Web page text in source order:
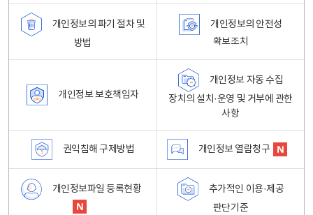
개인정보의 파기 절차 및
방법
개인정보의 안전성
확보조치
개인정보 보호책임자
개인정보 자동 수집
장치의 설치·운영 및 거부에 관한
사항
권익침해 구제방법 개인정보 열람청구
개인정보파일 등록현황
추가적인 이용·제공
판단기준